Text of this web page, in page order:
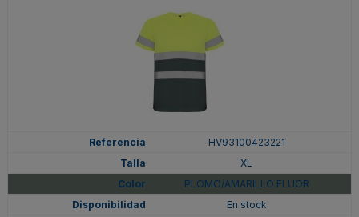
HV93100423221
XL
PLOMO/AMARILLO FLUOR
En stock